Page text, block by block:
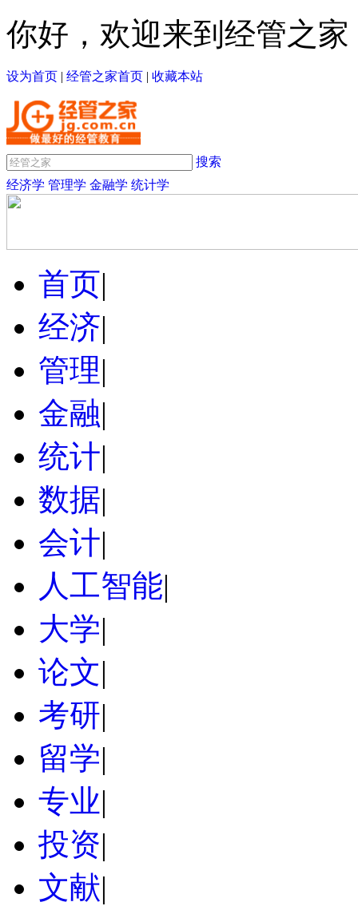
你好，欢迎来到经管之家
设为首页 | 经管之家首页 | 收藏本站
搜索
经济学 管理学 金融学 统计学
首页|
经济|
管理|
金融|
统计|
数据|
会计|
人工智能|
大学|
论文|
考研|
留学|
专业|
投资|
文献|